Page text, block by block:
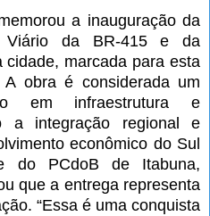
a inauguração da
Viário da BR-415 e da
marcada para esta
obra é considerada um
em infraestrutura e
a integração regional e
econômico do Sul
do PCdoB de Itabuna,
que a entrega representa
“Essa é uma conquista